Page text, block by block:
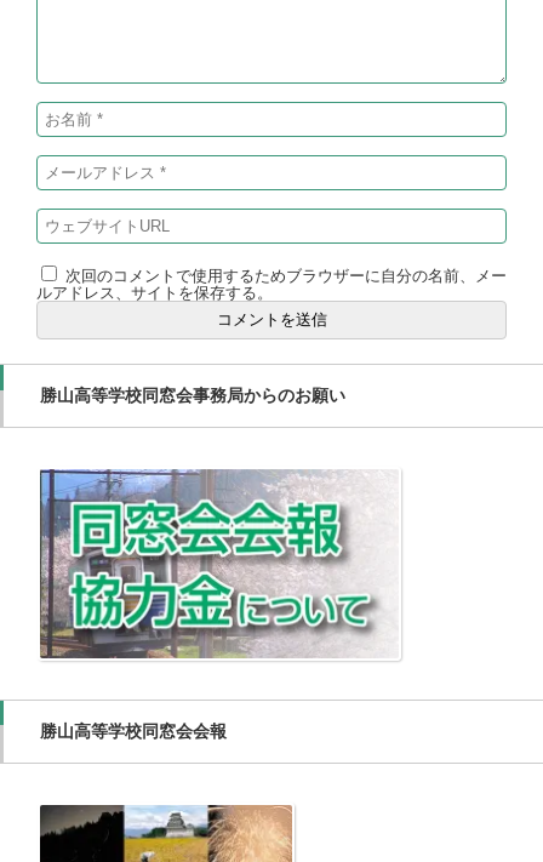
次回のコメントで使用するためブラウザーに自分の名前、メー
ルアドレス、サイトを保存する。
勝山高等学校同窓会事務局からのお願い
勝山高等学校同窓会会報